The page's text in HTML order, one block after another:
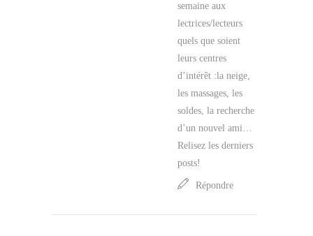
semaine aux
lectrices/lecteurs
quels que soient
leurs centres
d’intérêt :la neige,
les massages, les
soldes, la recherche
d’un nouvel ami…
Relisez les derniers
posts!
Répondre